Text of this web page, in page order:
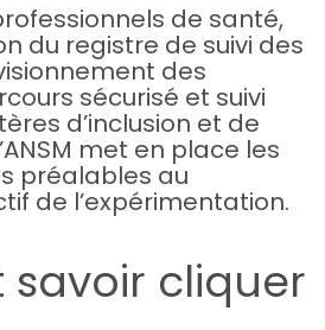
de santé,
du registre de suivi des
des
sécurisé et suivi
d’inclusion et de
met en place les
préalables au
de l’expérimentation.
savoir cliquer